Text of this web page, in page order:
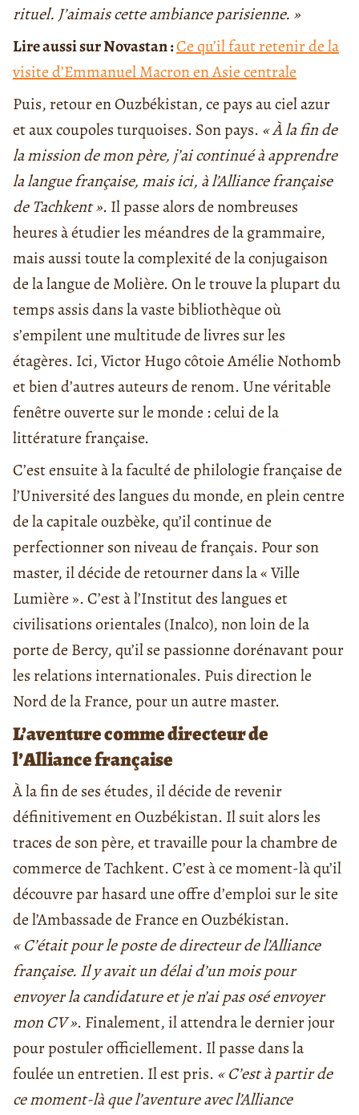
rituel. J’aimais cette ambiance parisienne. »
Lire aussi sur Novastan :Ce qu’il faut retenir de la
visite d’Emmanuel Macron en Asie centrale
Puis, retour en Ouzbékistan, ce pays au ciel azur
et aux coupoles turquoises. Son pays. «Àla fin de
la mission de mon père, j’ai continué à apprendre
la langue française, mais ici, à l’Alliance française
de Tachkent ». Il passe alors de nombreuses
heures à étudier les méandres de la grammaire,
mais aussi toute la complexité de la conjugaison
de la langue de Molière. On le trouve la plupart du
temps assis dans la vaste bibliothèque où
s’empilent une multitude de livres sur les
étagères. Ici, Victor Hugo côtoie Amélie Nothomb
et bien d’autres auteurs de renom. Une véritable
fenêtre ouverte sur le monde : celui de la
littérature française.
C’est ensuite à la faculté de philologie française de
l’Université des langues du monde, en plein centre
de la capitale ouzbèke, qu’il continue de
perfectionner son niveau de français. Pour son
master, il décide de retourner dans la « Ville
Lumière ». C’est à l’Institut des langues et
civilisations orientales (Inalco), non loin de la
porte de Bercy, qu’il se passionne dorénavant pour
les relations internationales. Puis direction le
Nord de la France, pour un autre master.
L’aventure comme directeur de
l’Alliance française
À la fin de ses études, il décide de revenir
définitivement en Ouzbékistan. Il suit alors les
traces de son père, et travaille pour la chambre de
commerce de Tachkent. C’est à ce moment-là qu’il
découvre par hasard une offre d’emploi sur le site
de l’Ambassade de France en Ouzbékistan.
« C’était pour le poste de directeur de l’Alliance
française. Il y avait un délai d’un mois pour
envoyer la candidature et je n’ai pas osé envoyer
mon CV ». Finalement, il attendra le dernier jour
pour postuler officiellement. Il passe dans la
foulée un entretien. Il est pris. « C’est à partir de
ce moment-là que l’aventure avec l’Alliance